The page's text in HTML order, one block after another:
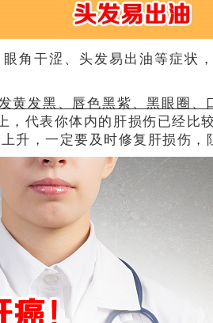
角干涩、头发易出油等症状
黄发黑、唇色黑紫、黑眼圈
，代表你体内的肝损伤已经比
升，一定要及时修复肝损伤，